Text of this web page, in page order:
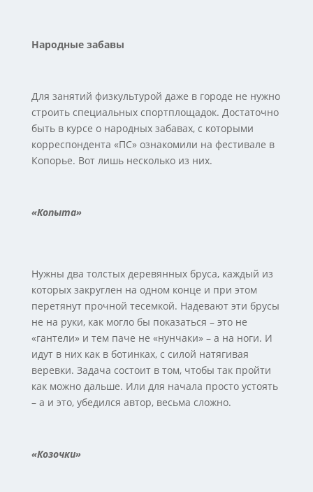
Народные забавы
Для занятий физкультурой даже в городе не нужно
строить специальных спортплощадок. Достаточно
быть в курсе о народных забавах, с которыми
корреспондента «ПС» ознакомили на фестивале в
Копорье. Вот лишь несколько из них.
«Копыта»
Нужны два толстых деревянных бруса, каждый из
которых закруглен на одном конце и при этом
перетянут прочной тесемкой. Надевают эти брусы
не на руки, как могло бы показаться – это не
«гантели» и тем паче не «нунчаки» – а на ноги. И
идут в них как в ботинках, с силой натягивая
веревки. Задача состоит в том, чтобы так пройти
как можно дальше. Или для начала просто устоять
– а и это, убедился автор, весьма сложно.
«Козочки»